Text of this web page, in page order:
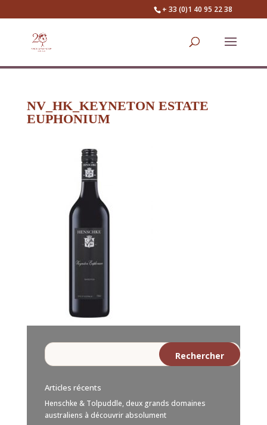
+ 33 (0)1 40 95 22 38
NV_HK_KEYNETON ESTATE
EUPHONIUM
Articles récents
Henschke & Tolpuddle, deux grands domaines
australiens à découvrir absolument